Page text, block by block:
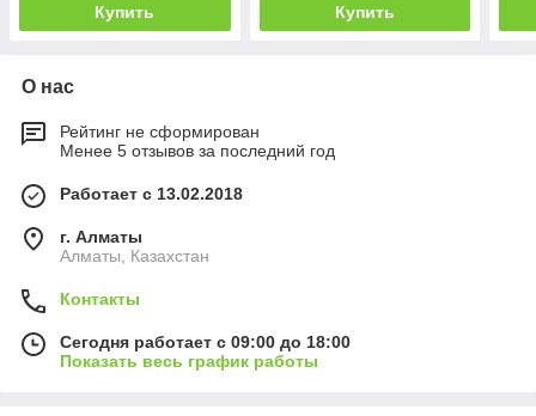
Купить Купить
О нас
Рейтинг не сформирован
Менее 5 отзывов за последний год
Работает с 13.02.2018
г. Алматы
Алматы, Казахстан
Контакты
Сегодня работает с 09:00 до 18:00
Показать весь график работы